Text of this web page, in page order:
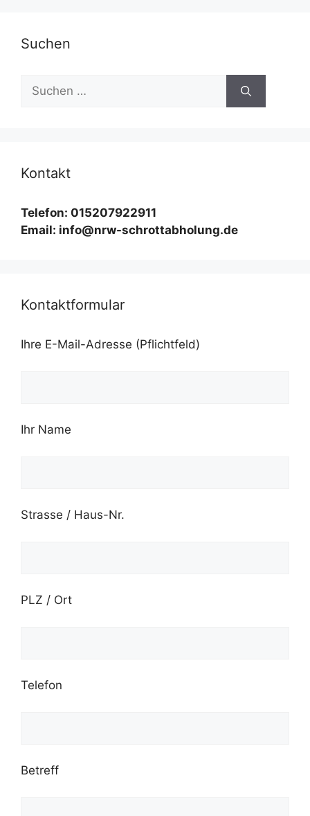
Suchen
Suchen
nach:
Kontakt
Telefon: 015207922911
Email: info@nrw-schrottabholung.de
Kontaktformular
Ihre E-Mail-Adresse (Pflichtfeld)
Ihr Name
Strasse / Haus-Nr.
PLZ / Ort
Telefon
Betreff